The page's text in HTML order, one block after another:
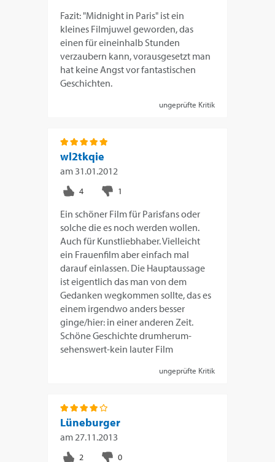
Fazit: "Midnight in Paris" ist ein
kleines Filmjuwel geworden, das
einen für eineinhalb Stunden
verzaubern kann, vorausgesetzt man
hat keine Angst vor fantastischen
Geschichten.
ungeprüfte Kritik
wl2tkqie
am 31.01.2012
Ein schöner Film für Parisfans oder
solche die es noch werden wollen.
Auch für Kunstliebhaber. Vielleicht
ein Frauenfilm aber einfach mal
darauf einlassen. Die Hauptaussage
ist eigentlich das man von dem
Gedanken wegkommen sollte, das es
einem irgendwo anders besser
ginge/hier: in einer anderen Zeit.
Schöne Geschichte drumherum-
sehenswert-kein lauter Film
ungeprüfte Kritik
Lüneburger
am 27.11.2013